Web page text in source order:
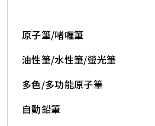
原子筆/啫喱筆
油性筆/水性筆/螢光筆
多色/多功能原子筆
自動鉛筆